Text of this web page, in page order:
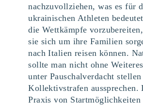
nachzuvollziehen, was es für
ukrainischen Athleten
die Wettkämpfe
sie sich um ihre Familien
nach Italien reisen können.
sollte man nicht ohne
unter Pauschalverdacht
Kollektivstrafen aussprechen.
Praxis von Startmöglichkeiten